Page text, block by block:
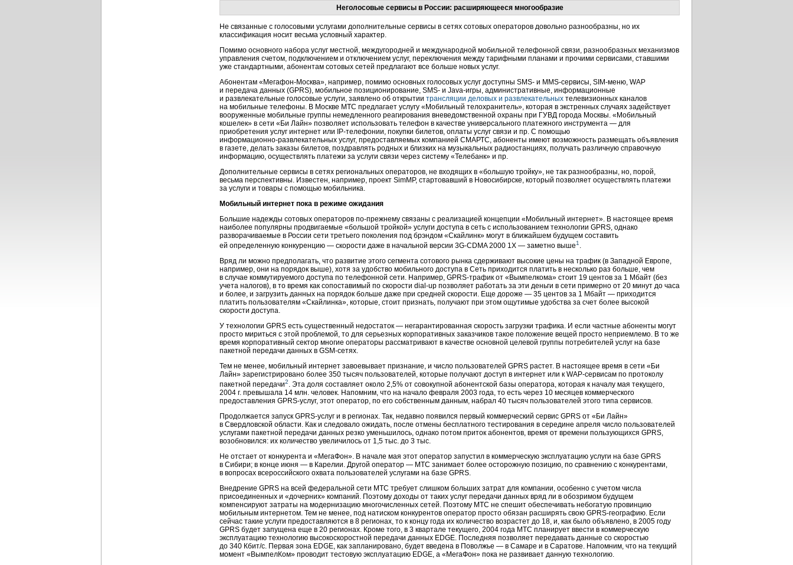
Неголосовые сервисы в России: расширяющееся многообразие
Не связанные с голосовыми услугами дополнительные сервисы в сетях сотовых операторов довольно разнообразны, но их
классификация носит весьма условный характер.
Помимо основного набора услуг местной, междугородней и международной мобильной телефонной связи, разнообразных механизмов
управления счетом, подключением и отключением услуг, переключения между тарифными планами и прочими сервисами, ставшими
уже стандартными, абонентам сотовых сетей предлагают все больше новых услуг.
Абонентам « Мегафон-Москва», например, помимо основных голосовых услуг доступны SMS- и MMS-сервисы, SIM-меню, WAP
и передача данных (GPRS), мобильное позиционирование, SMS- и Java-игры, административные, информационные
и развлекательные голосовые услуги, заявлено об открытии трансляции деловых и развлекательных телевизионных каналов
на мобильные телефоны. В Москве МТС предлагает услугу «Мобильный телохранитель», которая в экстренных случаях задействует
вооруженные мобильные группы немедленного реагирования вневедомственной охраны при ГУВД города Москвы. «Мобильный
кошелек» в сети «Би Лайн» позволяет использовать телефон в качестве универсального платежного инструмента — для
приобретения услуг интернет или
IP-телефонии, покупки билетов, оплаты услуг связи и пр. С помощью
информационно-развлекательных услуг, предоставляемых компанией СМАРТС, абоненты имеют возможность размещать объявления
в газете, делать заказы билетов, поздравлять родных и близких на музыкальных радиостанциях, получать различную справочную
информацию, осуществлять платежи за услуги связи через систему «Телебанк» и пр.
Дополнительные сервисы в сетях региональных операторов, не входящих в «большую тройку», не так разнообразны, но, порой,
весьма перспективны. Известен, например, проект SimMP, стартовавший в Новосибирске, который позволяет осуществлять платежи
за услуги и товары с помощью мобильника.
Мобильный интернет пока в режиме ожидания
Большие надежды сотовых операторов по-прежнему связаны с реализацией концепции «Мобильный интернет». В настоящее время
наиболее популярны продвигаемые «большой тройкой» услуги доступа в сеть с использованием технологии GPRS, однако
разворачиваемые в России сети третьего поколения под брэндом «Скайлинк» могут в ближайшем будущем составить
ей определенную конкуренцию — скорости даже в начальной версии 3G-CDMA2000 1X — заметно выше1 .
Вряд ли можно предполагать, что развитие этого сегмента сотового рынка сдерживают высокие цены на трафик (в Западной Европе,
например, они на порядок выше), хотя за удобство мобильного доступа в Сеть приходится платить в несколько раз больше, чем
в случае коммутируемого доступа по телефонной сети. Например, GPRS-трафик от «Вымпелкома» стоит 19 центов за 1 Мбайт (без
учета налогов), в то время как сопоставимый по скорости dial-up позволяет работать за эти деньги в сети примерно от 20 минут до часа
и более, и загрузить данных на порядок больше даже при средней скорости. Еще дороже — 35 центов за 1 Мбайт — приходится
платить пользователям «Скайлинка», которые, стоит признать, получают при этом ощутимые удобства за счет более высокой
скорости доступа.
У технологии GPRS есть существенный недостаток — негарантированная скорость загрузки трафика. И если частные абоненты могут
просто мириться с этой проблемой, то для серьезных корпоративных заказчиков такое положение вещей просто неприемлемо. В то же
время корпоративный сектор многие операторы рассматривают в качестве основной целевой группы потребителей услуг на базе
пакетной передачи данных в GSM-сетях.
Тем не менее, мобильный интернет завоевывает признание, и число пользователей GPRS растет. В настоящее время в сети «Би
Лайн» зарегистрировано более 350 тысяч пользователей, которые получают доступ в интернет или к WAP-сервисам по протоколу
пакетной передачи2. Эта доля составляет около 2,5% от совокупной абонентской базы оператора, которая к началу мая текущего,
2004 г. превышала 14 млн. человек. Напомним, что на начало февраля 2003 года, то есть через 10 месяцев коммерческого
предоставления GPRS-услуг, этот оператор, по его собственным данным, набрал 40 тысяч пользователей этого типа сервисов.
Продолжается запуск GPRS-услуг и в регионах. Так, недавно появился первый коммерческий сервис GPRS от «Би Лайн»
в Свердловской области. Как и следовало ожидать, после отмены бесплатного тестирования в середине апреля число пользователей
услугами пакетной передачи данных резко уменьшилось, однако потом приток абонентов, время от времени пользующихся GPRS,
возобновился: их количество увеличилось от 1,5 тыс. до 3 тыс.
Не отстает от конкурента и «МегаФон». В начале мая этот оператор запустил в коммерческую эксплуатацию услуги на базе GPRS
в Сибири; в конце июня — в Карелии. Другой оператор — МТС занимает более осторожную позицию, по сравнению с конкурентами,
в вопросах всероссийского охвата пользователей услугами на базе GPRS.
Внедрение GPRS на всей федеральной сети МТС требует слишком больших затрат для компании, особенно с учетом числа
присоединенных и «дочерних» компаний. Поэтому доходы от таких услуг передачи данных вряд ли в обозримом будущем
компенсируют затраты на модернизацию многочисленных сетей. Поэтому МТС не спешит обеспечивать небогатую провинцию
мобильным интернетом. Тем не менее, под натиском конкурентов оператор просто обязан расширять свою GPRS-географию. Если
сейчас такие услуги предоставляются в 8 регионах, то к концу года их количество возрастет до 18, и, как было объявлено, в 2005 году
GPRS будет запущена еще в 20 регионах. Кроме того, в 3 квартале текущего, 2004 года МТС планирует ввести в коммерческую
эксплуатацию технологию высокоскоростной передачи данных EDGE. Последняя позволяет передавать данные со скоростью
до 340 Кбит/с. Первая зона EDGE, как запланировано, будет введена в Поволжье — в Самаре и в Саратове. Напомним, что на текущий
момент «ВымпелКом» проводит тестовую эксплуатацию EDGE, а «МегаФон» пока не развивает данную технологию.